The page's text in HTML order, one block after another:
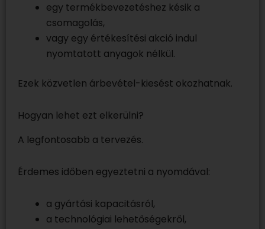
egy termékbevezetéshez késik a
csomagolás,
vagy egy értékesítési akció indul
nyomtatott anyagok nélkül.
Ezek közvetlen árbevétel-kiesést okozhatnak.
Hogyan lehet ezt elkerülni?
A legfontosabb a tervezés.
Érdemes időben egyeztetni a nyomdával:
a gyártási kapacitásról,
a technológiai lehetőségekről,